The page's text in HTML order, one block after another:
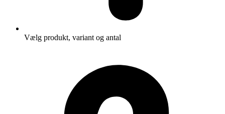
Vælg produkt, variant og antal